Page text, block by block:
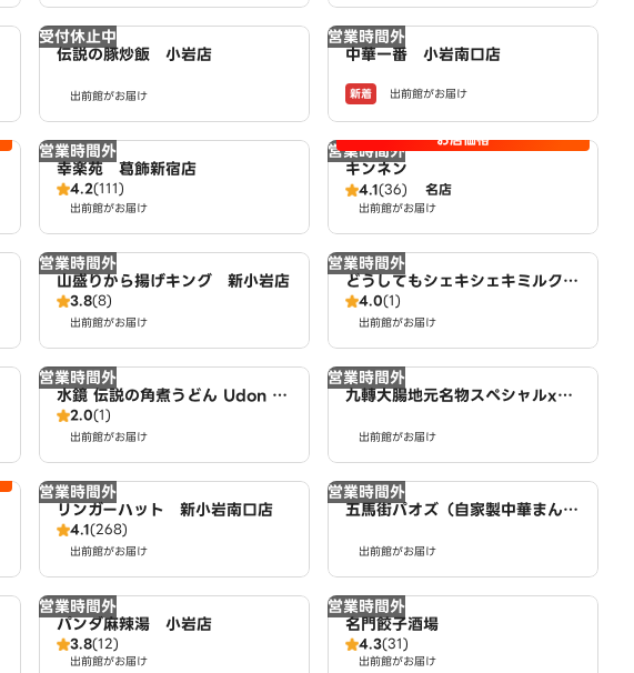
受付休止中
伝説の豚炒飯 小岩店
出前館がお届け
営業時間外
中華一番 小岩南口店
新着 出前館がお届け
営業時間外
幸楽苑 葛飾新宿店
4.2(111)
出前館がお届け
営業時間外 お店価格
キンネン
4.1(36) 名店
出前館がお届け
営業時間外
山盛りから揚げキング 新小岩店
3.8(8)
出前館がお届け
営業時間外
どうしてもシェキシェキミルク
南小岩店
4.0(1)
出前館がお届け
営業時間外
水鏡 伝説の角煮うどん Udon N
oodles 南小岩店
2.0(1)
出前館がお届け
営業時間外
九轉大腸地元名物スペシャルxホ
ormone 南小岩店
出前館がお届け
営業時間外
リンガーハット 新小岩南口店
4.1(268)
出前館がお届け
営業時間外
五馬街パオズ（自家製中華まん）
d bun 南小岩店
出前館がお届け
営業時間外
パンダ麻辣湯 小岩店
3.8(12)
出前館がお届け
営業時間外
名門餃子酒場
4.3(31)
出前館がお届け